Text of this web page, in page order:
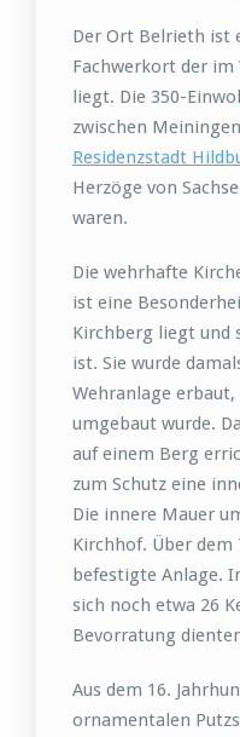
Der Ort Belrieth ist
Fachwerkort der im
liegt. Die 350-
zwischen
Residenzstadt
Herzöge von
waren.
Die wehrhafte
ist eine
Kirchberg liegt und
ist. Sie wurde
Wehranlage
umgebaut wurde.
auf einem Berg
zum Schutz eine
Die innere Mauer
Kirchhof. Über
befestigte Anlage.
sich noch etwa 26
Bevorratung
Aus dem 16.
ornamentalen